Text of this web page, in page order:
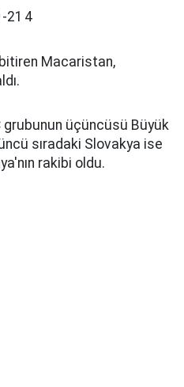
-21 4
Macaristan,
grubunun üçüncüsü Büyük
sıradaki Slovakya ise
rakibi oldu.